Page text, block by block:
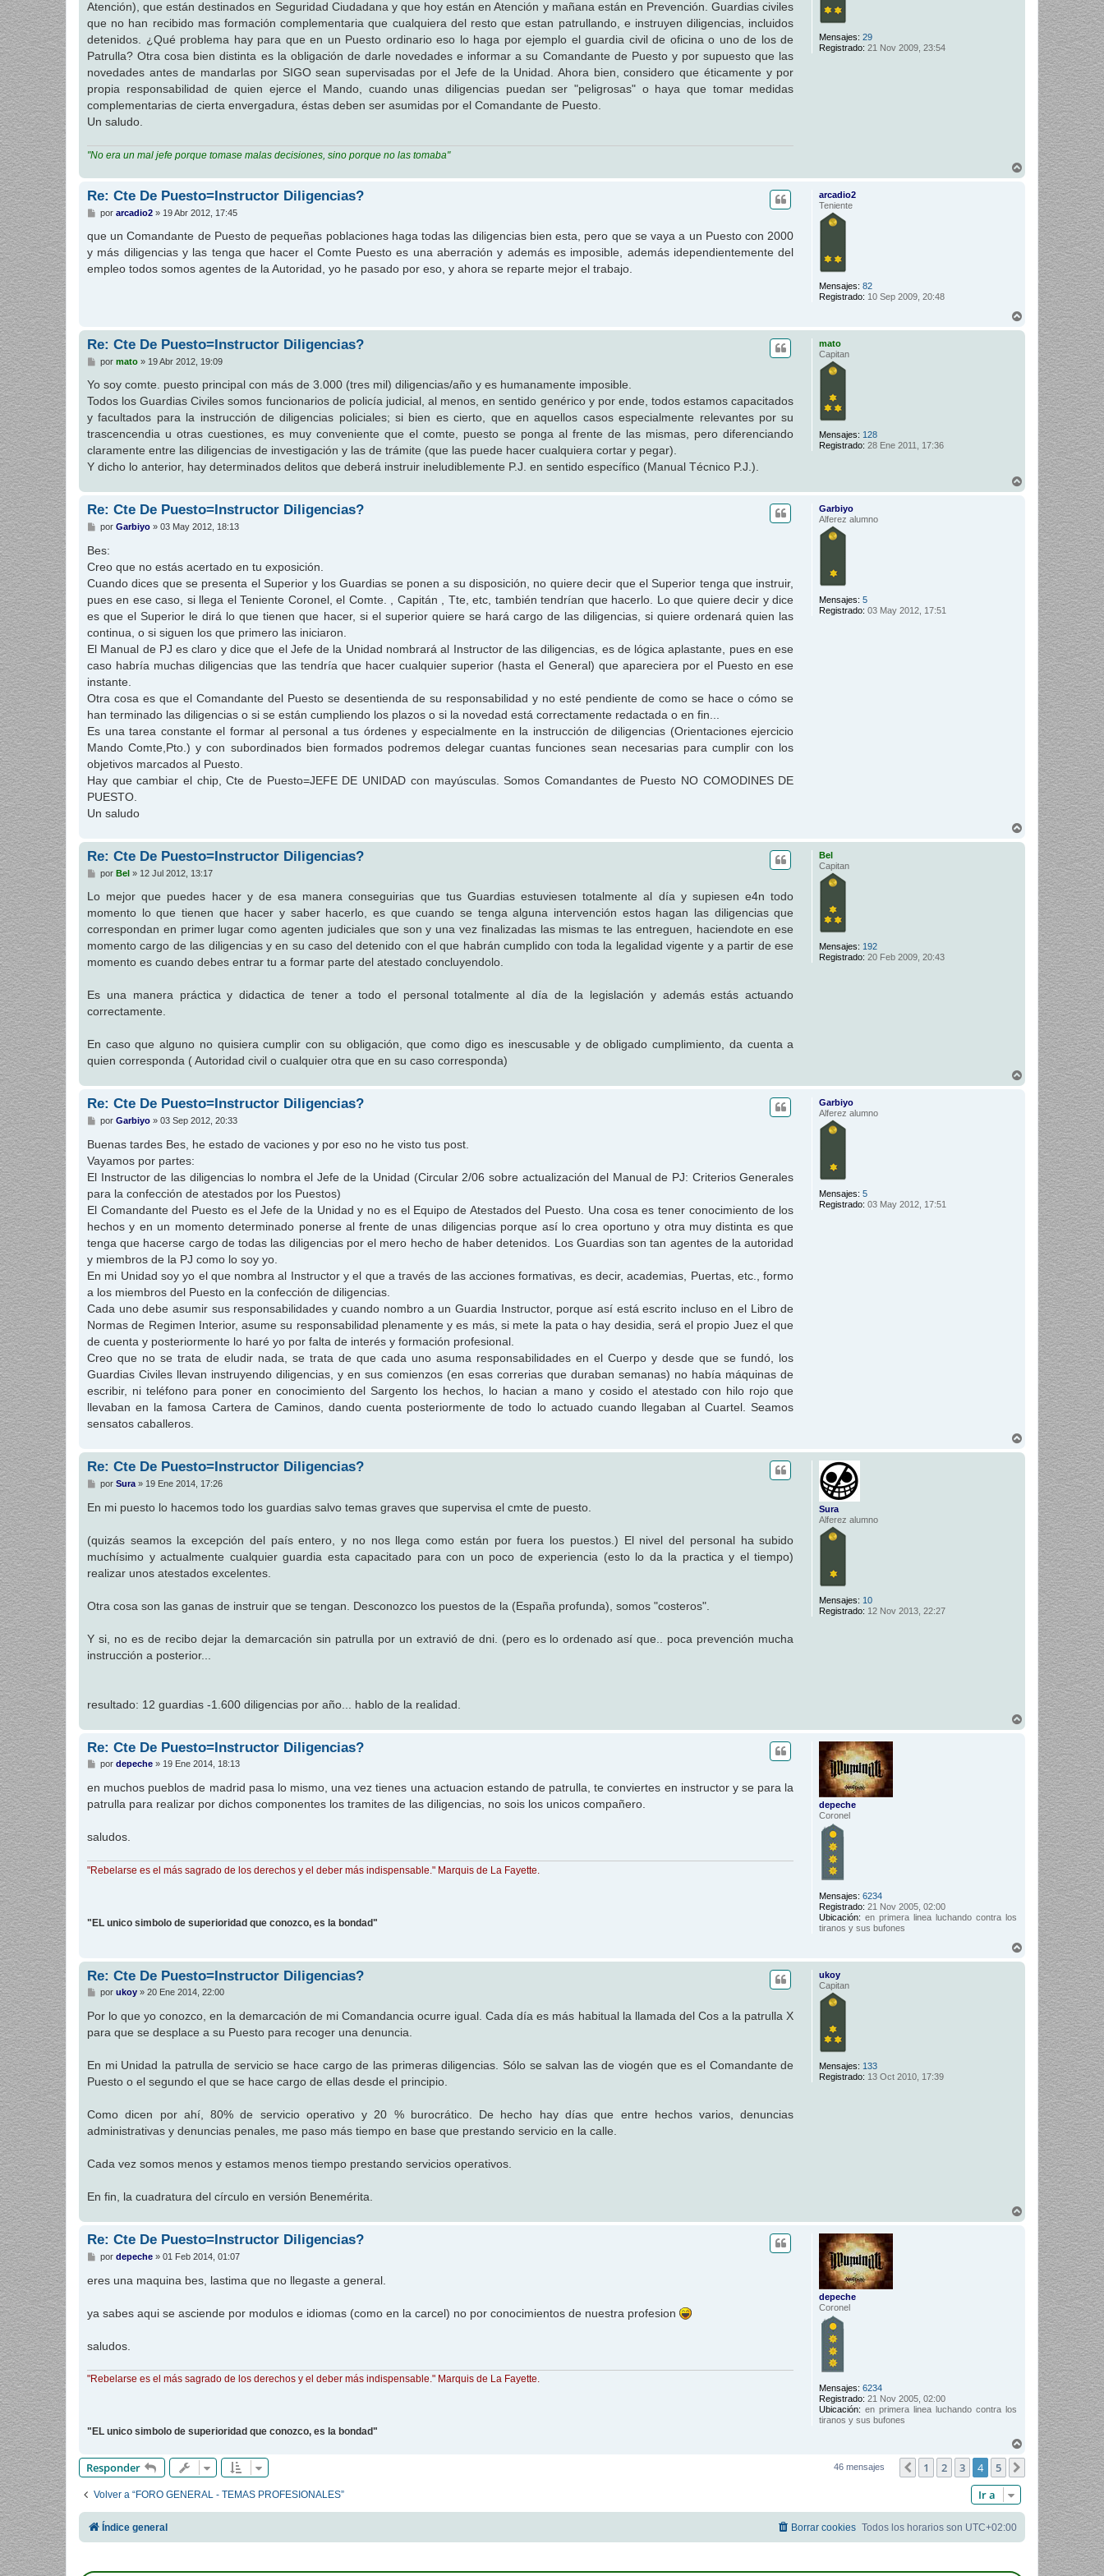
Mensajes: 29
Registrado: 21 Nov 2009, 23:54
a
j
e
Atención), que están destinados en Seguridad Ciudadana y que hoy están en Atención y mañana están en Prevención. Guardias civiles
que no han recibido mas formación complementaria que cualquiera del resto que estan patrullando, e instruyen diligencias, incluidos
detenidos. ¿Qué problema hay para que en un Puesto ordinario eso lo haga por ejemplo el guardia civil de oficina o uno de los de
Patrulla? Otra cosa bien distinta es la obligación de darle novedades e informar a su Comandante de Puesto y por supuesto que las
novedades antes de mandarlas por SIGO sean supervisadas por el Jefe de la Unidad. Ahora bien, considero que éticamente y por
propia responsabilidad de quien ejerce el Mando, cuando unas diligencias puedan ser "peligrosas" o haya que tomar medidas
complementarias de cierta envergadura, éstas deben ser asumidas por el Comandante de Puesto.
Un saludo.
"No era un mal jefe porque tomase malas decisiones, sino porque no las tomaba"
r
arcadio2
Teniente
Mensajes: 82
Registrado: 10 Sep 2009, 20:48
Re: Cte De Puesto=Instructor Diligencias?
M
n
a
j
e
por arcadio2» 19 Abr 2012, 17:45
que un Comandante de Puesto de pequeñas poblaciones haga todas las diligencias bien esta, pero que se vaya a un Puesto con 2000
y más diligencias y las tenga que hacer el Comte Puesto es una aberración y además es imposible, además idependientemente del
empleo todos somos agentes de la Autoridad, yo he pasado por eso, y ahora se reparte mejor el trabajo.
mato
Capitan
Mensajes: 128
Registrado: 28 Ene 2011, 17:36
Re: Cte De Puesto=Instructor Diligencias?
M
n
a
j
e
por mato» 19 Abr 2012, 19:09
Yo soy comte. puesto principal con más de 3.000 (tres mil) diligencias/año y es humanamente imposible.
Todos los Guardias Civiles somos funcionarios de policía judicial, al menos, en sentido genérico y por ende, todos estamos capacitados
y facultados para la instrucción de diligencias policiales; si bien es cierto, que en aquellos casos especialmente relevantes por su
trascencendia u otras cuestiones, es muy conveniente que el comte, puesto se ponga al frente de las mismas, pero diferenciando
claramente entre las diligencias de investigación y las de trámite (que las puede hacer cualquiera cortar y pegar).
Y dicho lo anterior, hay determinados delitos que deberá instruir ineludiblemente P.J. en sentido específico (Manual Técnico P.J.).
Garbiyo
Alferez alumno
Mensajes: 5
Registrado: 03 May 2012, 17:51
Re: Cte De Puesto=Instructor Diligencias?
M
n
a
e
por Garbiyo» 03 May 2012, 18:13
Bes:
Creo que no estás acertado en tu exposición.
Cuando dices que se presenta el Superior y los Guardias se ponen a su disposición, no quiere decir que el Superior tenga que instruir,
pues en ese caso, si llega el Teniente Coronel, el Comte. , Capitán , Tte, etc, también tendrían que hacerlo. Lo que quiere decir y dice
es que el Superior le dirá lo que tienen que hacer, si el superior quiere se hará cargo de las diligencias, si quiere ordenará quien las
continua, o si siguen los que primero las iniciaron.
El Manual de PJ es claro y dice que el Jefe de la Unidad nombrará al Instructor de las diligencias, es de lógica aplastante, pues en ese
caso habría muchas diligencias que las tendría que hacer cualquier superior (hasta el General) que apareciera por el Puesto en ese
instante.
Otra cosa es que el Comandante del Puesto se desentienda de su responsabilidad y no esté pendiente de como se hace o cómo se
han terminado las diligencias o si se están cumpliendo los plazos o si la novedad está correctamente redactada o en fin...
Es una tarea constante el formar al personal a tus órdenes y especialmente en la instrucción de diligencias (Orientaciones ejercicio
Mando Comte,Pto.) y con subordinados bien formados podremos delegar cuantas funciones sean necesarias para cumplir con los
objetivos marcados al Puesto.
Hay que cambiar el chip, Cte de Puesto=JEFE DE UNIDAD con mayúsculas. Somos Comandantes de Puesto NO COMODINES DE
PUESTO.
Un saludo
Bel
Capitan
Mensajes: 192
Registrado: 20 Feb 2009, 20:43
Re: Cte De Puesto=Instructor Diligencias?
M
n
a
j
e
por Bel» 12 Jul 2012, 13:17
Lo mejor que puedes hacer y de esa manera conseguirias que tus Guardias estuviesen totalmente al día y supiesen e4n todo
momento lo que tienen que hacer y saber hacerlo, es que cuando se tenga alguna intervención estos hagan las diligencias que
correspondan en primer lugar como agenten judiciales que son y una vez finalizadas las mismas te las entreguen, haciendote en ese
momento cargo de las diligencias y en su caso del detenido con el que habrán cumplido con toda la legalidad vigente y a partir de ese
momento es cuando debes entrar tu a formar parte del atestado concluyendolo.
Es una manera práctica y didactica de tener a todo el personal totalmente al día de la legislación y además estás actuando
correctamente.
En caso que alguno no quisiera cumplir con su obligación, que como digo es inescusable y de obligado cumplimiento, da cuenta a
quien corresponda ( Autoridad civil o cualquier otra que en su caso corresponda)
Garbiyo
Alferez alumno
Mensajes: 5
Registrado: 03 May 2012, 17:51
Re: Cte De Puesto=Instructor Diligencias?
M
n
a
j
e
por Garbiyo» 03 Sep 2012, 20:33
Buenas tardes Bes, he estado de vaciones y por eso no he visto tus post.
Vayamos por partes:
El Instructor de las diligencias lo nombra el Jefe de la Unidad (Circular 2/06 sobre actualización del Manual de PJ: Criterios Generales
para la confección de atestados por los Puestos)
El Comandante del Puesto es el Jefe de la Unidad y no es el Equipo de Atestados del Puesto. Una cosa es tener conocimiento de los
hechos y en un momento determinado ponerse al frente de unas diligencias porque así lo crea oportuno y otra muy distinta es que
tenga que hacerse cargo de todas las diligencias por el mero hecho de haber detenidos. Los Guardias son tan agentes de la autoridad
y miembros de la PJ como lo soy yo.
En mi Unidad soy yo el que nombra al Instructor y el que a través de las acciones formativas, es decir, academias, Puertas, etc., formo
a los miembros del Puesto en la confección de diligencias.
Cada uno debe asumir sus responsabilidades y cuando nombro a un Guardia Instructor, porque así está escrito incluso en el Libro de
Normas de Regimen Interior, asume su responsabilidad plenamente y es más, si mete la pata o hay desidia, será el propio Juez el que
de cuenta y posteriormente lo haré yo por falta de interés y formación profesional.
Creo que no se trata de eludir nada, se trata de que cada uno asuma responsabilidades en el Cuerpo y desde que se fundó, los
Guardias Civiles llevan instruyendo diligencias, y en sus comienzos (en esas correrias que duraban semanas) no había máquinas de
escribir, ni teléfono para poner en conocimiento del Sargento los hechos, lo hacian a mano y cosido el atestado con hilo rojo que
llevaban en la famosa Cartera de Caminos, dando cuenta posteriormente de todo lo actuado cuando llegaban al Cuartel. Seamos
sensatos caballeros.
Sura
Alferez alumno
Mensajes: 10
Registrado: 12 Nov 2013, 22:27
Re: Cte De Puesto=Instructor Diligencias?
M
n
s
e
por Sura» 19 Ene 2014, 17:26
En mi puesto lo hacemos todo los guardias salvo temas graves que supervisa el cmte de puesto.
(quizás seamos la excepción del país entero, y no nos llega como están por fuera los puestos.) El nivel del personal ha subido
muchísimo y actualmente cualquier guardia esta capacitado para con un poco de experiencia (esto lo da la practica y el tiempo)
realizar unos atestados excelentes.
Otra cosa son las ganas de instruir que se tengan. Desconozco los puestos de la (España profunda), somos "costeros".
Y si, no es de recibo dejar la demarcación sin patrulla por un extravió de dni. (pero es lo ordenado así que.. poca prevención mucha
instrucción a posterior...
resultado: 12 guardias -1.600 diligencias por año... hablo de la realidad.
r
depeche
Coronel
Mensajes: 6234
Registrado: 21 Nov 2005, 02:00
Ubicación: en primera linea luchando contra los
tiranos y sus bufones
Re: Cte De Puesto=Instructor Diligencias?
M
n
a
por depeche» 19 Ene 2014, 18:13
en muchos pueblos de madrid pasa lo mismo, una vez tienes una actuacion estando de patrulla, te conviertes en instructor y se para la
patrulla para realizar por dichos componentes los tramites de las diligencias, no sois los unicos compañero.
saludos.
"Rebelarse es el más sagrado de los derechos y el deber más indispensable." Marquis de La Fayette.
"EL unico simbolo de superioridad que conozco, es la bondad"
ukoy
Capitan
Mensajes: 133
Registrado: 13 Oct 2010, 17:39
Re: Cte De Puesto=Instructor Diligencias?
M
n
a
por ukoy» 20 Ene 2014, 22:00
Por lo que yo conozco, en la demarcación de mi Comandancia ocurre igual. Cada día es más habitual la llamada del Cos a la patrulla X
para que se desplace a su Puesto para recoger una denuncia.
En mi Unidad la patrulla de servicio se hace cargo de las primeras diligencias. Sólo se salvan las de viogén que es el Comandante de
Puesto o el segundo el que se hace cargo de ellas desde el principio.
Como dicen por ahí, 80% de servicio operativo y 20 % burocrático. De hecho hay días que entre hechos varios, denuncias
administrativas y denuncias penales, me paso más tiempo en base que prestando servicio en la calle.
Cada vez somos menos y estamos menos tiempo prestando servicios operativos.
En fin, la cuadratura del círculo en versión Benemérita.
depeche
Coronel
Mensajes: 6234
Registrado: 21 Nov 2005, 02:00
Ubicación: en primera linea luchando contra los
tiranos y sus bufones
Re: Cte De Puesto=Instructor Diligencias?
M
n
s
e
por depeche» 01 Feb 2014, 01:07
eres una maquina bes, lastima que no llegaste a general.
ya sabes aqui se asciende por modulos e idiomas (como en la carcel) no por conocimientos de nuestra profesion
saludos.
"Rebelarse es el más sagrado de los derechos y el deber más indispensable." Marquis de La Fayette.
"EL unico simbolo de superioridad que conozco, es la bondad"
i
Responder 46 mensajes Anterior
1 2 3 4 5 Siguiente
Volver a “FORO GENERAL - TEMAS PROFESIONALES” Ir a
Índice general Todos los horarios son UTC+02:00
Borrar cookies